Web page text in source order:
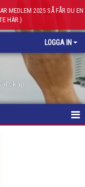
MEDLEM 2025 SÅ FÅR DU EN
HÄR.)
LOGGA IN